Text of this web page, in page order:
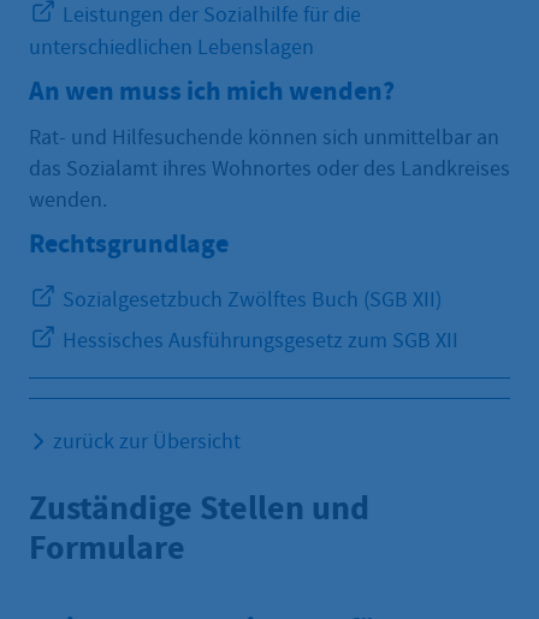
Leistungen der Sozialhilfe für die
unterschiedlichen Lebenslagen
An wen muss ich mich wenden?
Rat- und Hilfesuchende können sich unmittelbar an
das Sozialamt ihres Wohnortes oder des Landkreises
wenden.
Rechtsgrundlage
Sozialgesetzbuch Zwölftes Buch (SGB XII)
Hessisches Ausführungsgesetz zum SGB XII
zurück zur Übersicht
Zuständige Stellen und
Formulare